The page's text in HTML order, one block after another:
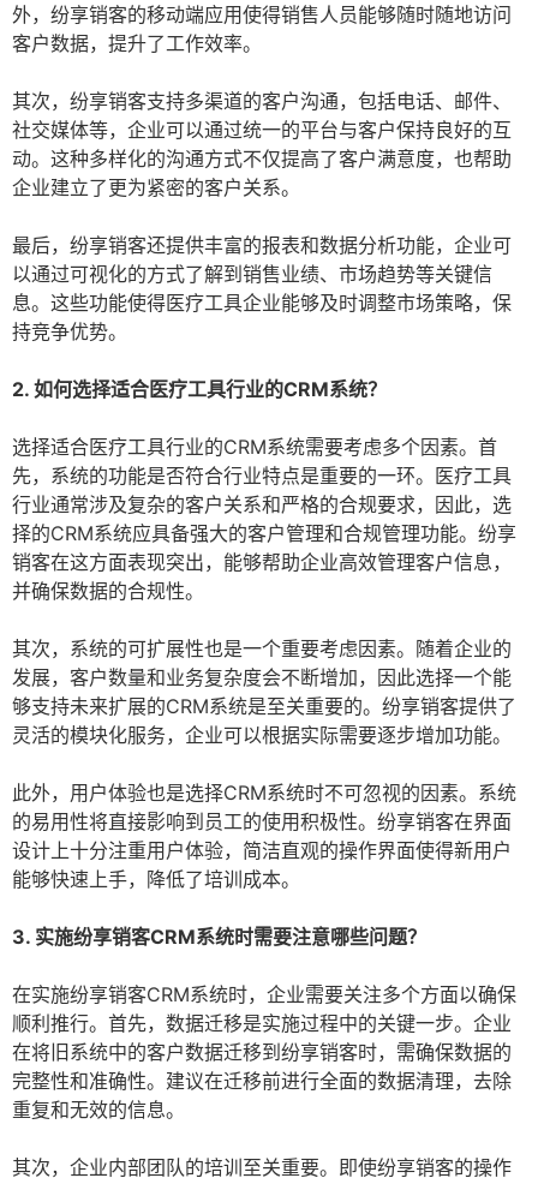
外，纷享销客的移动端应用使得销售人员能够随时随地访问
客户数据，提升了工作效率。
其次，纷享销客支持多渠道的客户沟通，包括电话、邮件、
社交媒体等，企业可以通过统一的平台与客户保持良好的互
动。这种多样化的沟通方式不仅提高了客户满意度，也帮助
企业建立了更为紧密的客户关系。
最后，纷享销客还提供丰富的报表和数据分析功能，企业可
以通过可视化的方式了解到销售业绩、市场趋势等关键信
息。这些功能使得医疗工具企业能够及时调整市场策略，保
持竞争优势。
2. 如何选择适合医疗工具行业的CRM系统？
选择适合医疗工具行业的CRM系统需要考虑多个因素。首
先，系统的功能是否符合行业特点是重要的一环。医疗工具
行业通常涉及复杂的客户关系和严格的合规要求，因此，选
择的CRM系统应具备强大的客户管理和合规管理功能。纷享
销客在这方面表现突出，能够帮助企业高效管理客户信息，
并确保数据的合规性。
其次，系统的可扩展性也是一个重要考虑因素。随着企业的
发展，客户数量和业务复杂度会不断增加，因此选择一个能
够支持未来扩展的CRM系统是至关重要的。纷享销客提供了
灵活的模块化服务，企业可以根据实际需要逐步增加功能。
此外，用户体验也是选择CRM系统时不可忽视的因素。系统
的易用性将直接影响到员工的使用积极性。纷享销客在界面
设计上十分注重用户体验，简洁直观的操作界面使得新用户
能够快速上手，降低了培训成本。
3. 实施纷享销客CRM系统时需要注意哪些问题？
在实施纷享销客CRM系统时，企业需要关注多个方面以确保
顺利推行。首先，数据迁移是实施过程中的关键一步。企业
在将旧系统中的客户数据迁移到纷享销客时，需确保数据的
完整性和准确性。建议在迁移前进行全面的数据清理，去除
重复和无效的信息。
其次，企业内部团队的培训至关重要。即使纷享销客的操作